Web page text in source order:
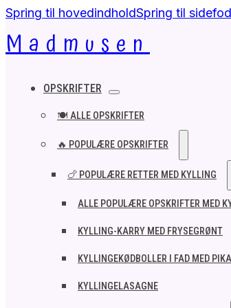
Spring til hovedindholdSpring til sidefod
Madmusen
OPSKRIFTER
🍽️ ALLE OPSKRIFTER
🔥 POPULÆRE OPSKRIFTER
🍗 POPULÆRE RETTER MED KYLLING
ALLE POPULÆRE OPSKRIFTER MED
KYLLING-KARRY MED FRYSEGRØNT
KYLLINGEKØDBOLLER I FAD MED
KYLLINGELASAGNE